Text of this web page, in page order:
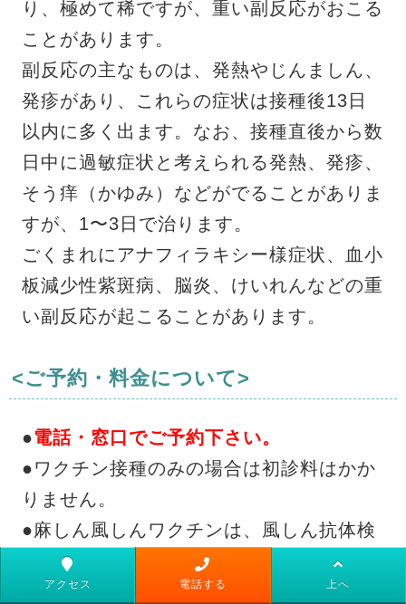
り、極めて稀ですが、重い副反応がおこる
ことがあります。
副反応の主なものは、発熱やじんましん、
発疹があり、これらの症状は接種後13日
以内に多く出ます。なお、接種直後から数
日中に過敏症状と考えられる発熱、発疹、
そう痒（かゆみ）などがでることがありま
すが、1〜3日で治ります。
ごくまれにアナフィラキシー様症状、血小
板減少性紫斑病、脳炎、けいれんなどの重
い副反応が起こることがあります。
<ご予約・料金について>
●電話・窓口でご予約下さい。
●ワクチン接種のみの場合は初診料はかか
りません。
●麻しん風しんワクチンは、風しん抗体検
査で抗体価の低い方が受けられます。
詳しくは窓口でお問い合わせください。
アクセス 電話する 上へ